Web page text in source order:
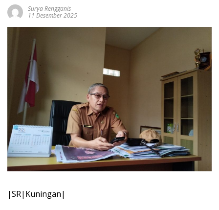
Surya Rengganis
11 Desember 2025
|SR|Kuningan|